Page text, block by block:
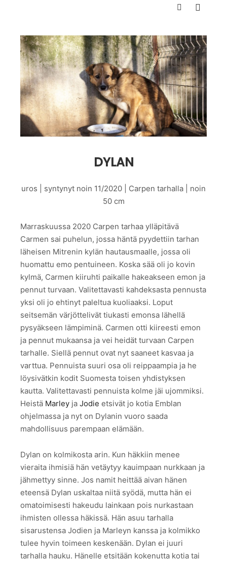
DYLAN
uros | syntynyt noin 11/2020 | Carpen tarhalla | noin
50 cm
Marraskuussa 2020 Carpen tarhaa ylläpitävä
Carmen sai puhelun, jossa häntä pyydettiin tarhan
läheisen Mitrenin kylän hautausmaalle, jossa oli
huomattu emo pentuineen. Koska sää oli jo kovin
kylmä, Carmen kiiruhti paikalle hakeakseen emon ja
pennut turvaan. Valitettavasti kahdeksasta pennusta
yksi oli jo ehtinyt paleltua kuoliaaksi. Loput
seitsemän värjöttelivät tiukasti emonsa lähellä
pysyäkseen lämpiminä. Carmen otti kiireesti emon
ja pennut mukaansa ja vei heidät turvaan Carpen
tarhalle. Siellä pennut ovat nyt saaneet kasvaa ja
varttua. Pennuista suuri osa oli reippaampia ja he
löysivätkin kodit Suomesta toisen yhdistyksen
kautta. Valitettavasti pennuista kolme jäi ujommiksi.
Heistä Marley ja Jodie etsivät jo kotia Emblan
ohjelmassa ja nyt on Dylanin vuoro saada
mahdollisuus parempaan elämään.
Dylan on kolmikosta arin. Kun häkkiin menee
vieraita ihmisiä hän vetäytyy kauimpaan nurkkaan ja
jähmettyy sinne. Jos namit heittää aivan hänen
eteensä Dylan uskaltaa niitä syödä, mutta hän ei
omatoimisesti hakeudu lainkaan pois nurkastaan
ihmisten ollessa häkissä. Hän asuu tarhalla
sisarustensa Jodien ja Marleyn kanssa ja kolmikko
tulee hyvin toimeen keskenään. Dylan ei juuri
tarhalla hauku. Hänelle etsitään kokenutta kotia tai